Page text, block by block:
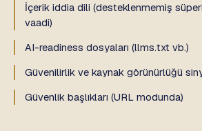
İçerik iddia dili (desteklenmemiş
vaadi)
AI-readiness dosyaları (llms.txt vb.)
Güvenilirlik ve kaynak görünürlüğü
Güvenlik başlıkları (URL modunda)